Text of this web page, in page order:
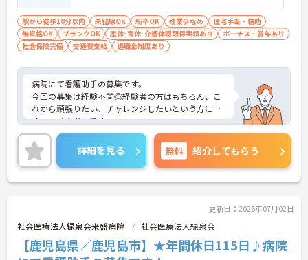
駅から徒歩10分以内 未経験OK 新卒OK 残業少なめ
住宅手当・補助
無資格OK
ブランクOK 産休･育休･介護休暇取得実績あり
ボーナス・賞与あり
社会保険完備
交通費支給 退職金制度あり
病院にて看護助手の募集です。
今回の募集は経験不問◎経験者の方はもちろん、こ
れから頑張りたい、チャレンジしたいという方にも
オススメの求人です
残業が殆どないので徐々に慣れていく事ができる環
境です★
また最寄り駅より徒歩3分と好立地にあるので、通
勤のストレスが少ないのも嬉しいポイント♪
ご興味ある方には、面接対策ポイントなど、さらに
詳細を見る 無料 紹介してもらう
更新日：2026年07月02日
社会医療法人緑泉会米盛病院 社会医療法人緑泉会
【鹿児島県／鹿児島市】★年間休日115日♪病院